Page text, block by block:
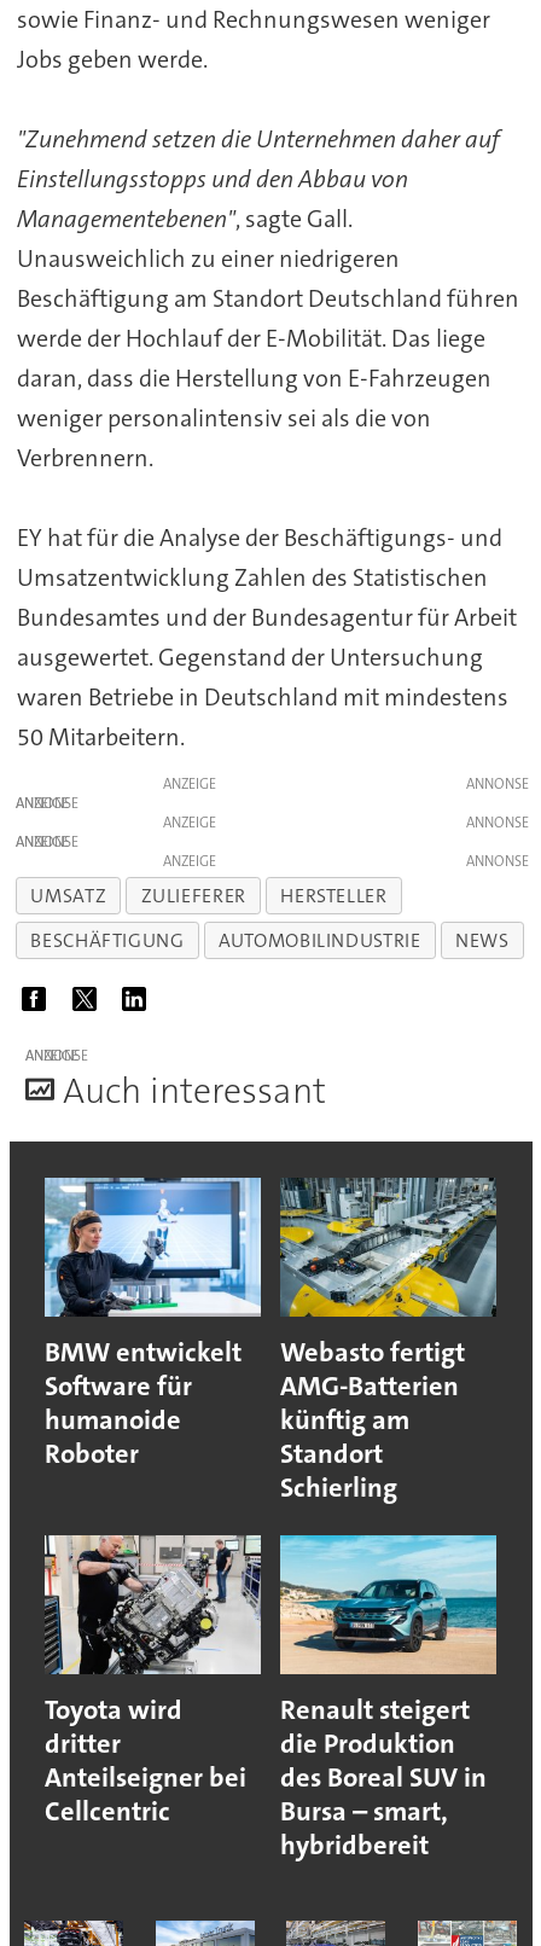
sowie Finanz- und Rechnungswesen weniger
Jobs geben werde.
"Zunehmend setzen die Unternehmen daher auf
Einstellungsstopps und den Abbau von
Managementebenen", sagte Gall.
Unausweichlich zu einer niedrigeren
Beschäftigung am Standort Deutschland führen
werde der Hochlauf der E-Mobilität. Das liege
daran, dass die Herstellung von E-Fahrzeugen
weniger personalintensiv sei als die von
Verbrennern.
EY hat für die Analyse der Beschäftigungs- und
Umsatzentwicklung Zahlen des Statistischen
Bundesamtes und der Bundesagentur für Arbeit
ausgewertet. Gegenstand der Untersuchung
waren Betriebe in Deutschland mit mindestens
50 Mitarbeitern.
ANZEIGE
ANZEIGE
ANZEIGE
ANZEIGE
ANZEIGE
UMSATZ ZULIEFERER
HERSTELLER
BESCHÄFTIGUNG
AUTOMOBILINDUSTRIE NEWS
ANZEIGE
Auch interessant
BMW entwickelt
Software für
humanoide
Roboter
Webasto fertigt
AMG-Batterien
künftig am
Standort
Schierling
Toyota wird
dritter
Anteilseigner bei
Cellcentric
Renault steigert
die Produktion
des Boreal SUV in
Bursa – smart,
hybridbereit